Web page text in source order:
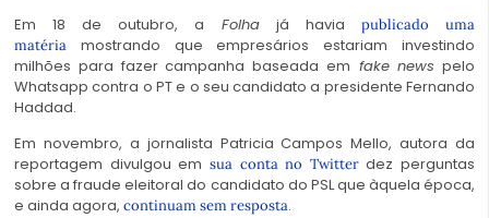
Em 18 de outubro, a Folhajá havia publicado uma
matéria mostrando que empresários estariam investindo
milhões para fazer campanha baseada em fake news pelo
Whatsapp contra o PT e o seu candidato a presidente Fernando
Haddad.
Em novembro, a jornalista Patricia Campos Mello, autora da
reportagem divulgou em sua conta no Twitterdez perguntas
sobre a fraude eleitoral do candidato do PSL que àquela época,
e ainda agora, continuam sem resposta.